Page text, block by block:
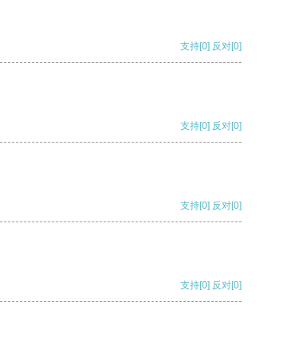
支持[0] 反对[0]
支持[0] 反对[0]
支持[0] 反对[0]
支持[0] 反对[0]